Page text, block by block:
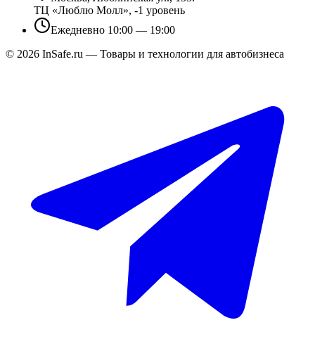
ТЦ «Люблю Молл», -1 уровень
Ежедневно 10:00 — 19:00
© 2026 InSafe.ru — Товары и технологии для автобизнеса